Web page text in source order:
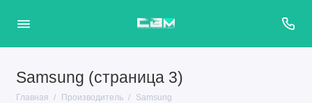
Samsung (страница 3)
Главная Производитель Samsung